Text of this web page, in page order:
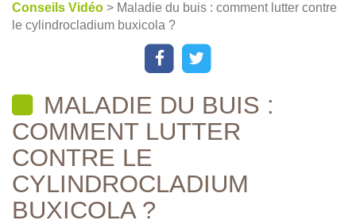
Conseils Vidéo > Maladie du buis : comment lutter contre
le cylindrocladium buxicola ?
MALADIE DU BUIS :
COMMENT LUTTER
CONTRE LE
CYLINDROCLADIUM
BUXICOLA ?